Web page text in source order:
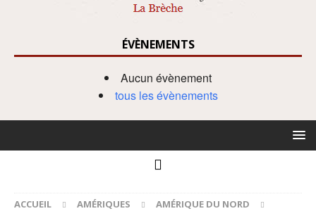
ÉVÈNEMENTS
Aucun évènement
tous les évènements
ACCUEIL AMÉRIQUES
AMÉRIQUE DU NORD